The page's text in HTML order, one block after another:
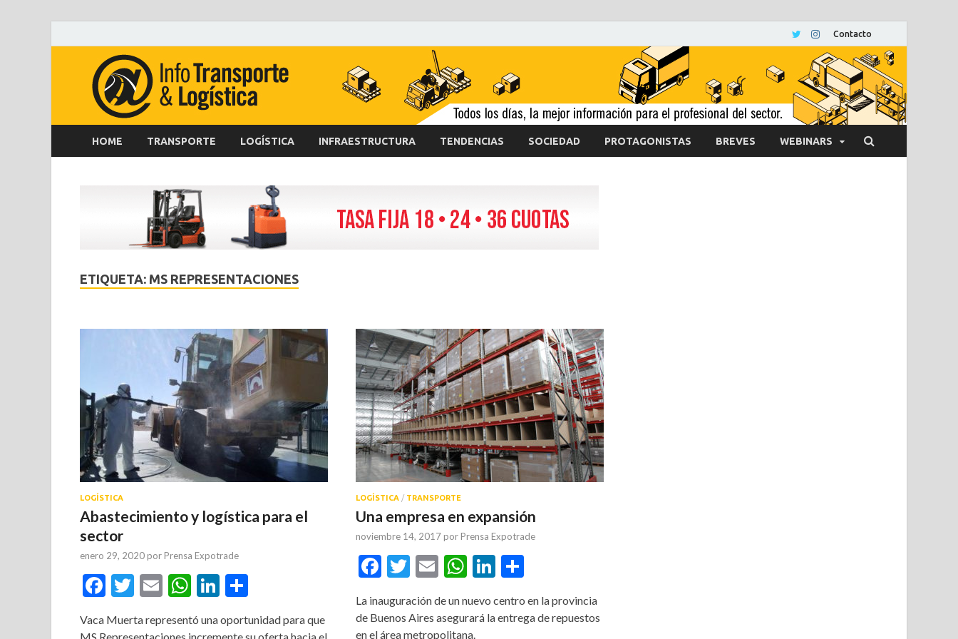
Contacto
HOME TRANSPORTE LOGÍSTICA INFRAESTRUCTURA TENDENCIAS SOCIEDAD PROTAGONISTAS BREVES WEBINARS
ETIQUETA: MS REPRESENTACIONES
LOGÍSTICA
Abastecimiento y logística para el
sector
enero 29, 2020 por Prensa Expotrade
Facebook
Twitter
EmailWhatsApp
LinkedIn
Vaca Muerta representó una oportunidad para que
LOGÍSTICA / TRANSPORTE
Una empresa en expansión
noviembre 14, 2017 por Prensa Expotrade
Facebook
Twitter
EmailWhatsApp
LinkedIn
La inauguración de un nuevo centro en la provincia
de Buenos Aires asegurará la entrega de repuestos
en el área metropolitana.